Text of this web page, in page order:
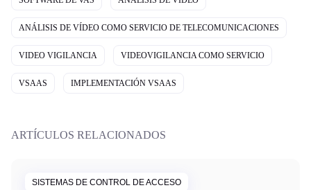
ANÁLISIS DE VÍDEO COMO SERVICIO DE TELECOMUNICACIONES
VIDEO VIGILANCIA VIDEOVIGILANCIA COMO SERVICIO
VSAAS IMPLEMENTACIÓN VSAAS
ARTÍCULOS RELACIONADOS
SISTEMAS DE CONTROL DE ACCESO